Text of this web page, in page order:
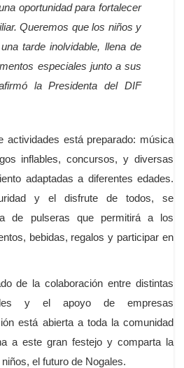
oportunidad para fortalecer
Queremos que los niños y
tarde inolvidable, llena de
especiales junto a sus
la Presidenta del DIF
actividades está preparado: música
inflables, concursos, y diversas
adaptadas a diferentes edades.
y el disfrute de todos, se
de pulseras que permitirá a los
bebidas, regalos y participar en
de la colaboración entre distintas
y el apoyo de empresas
está abierta a toda la comunidad
a este gran festejo y comparta la
el futuro de Nogales.